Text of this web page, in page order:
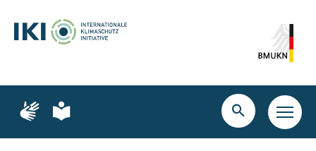
Hauptinhalt
springen
Suche
springen
Hauptnavigation
springen
Zur
Seite
Gebärdensprache
Zur
Seite
leichte
Suche
öffnen